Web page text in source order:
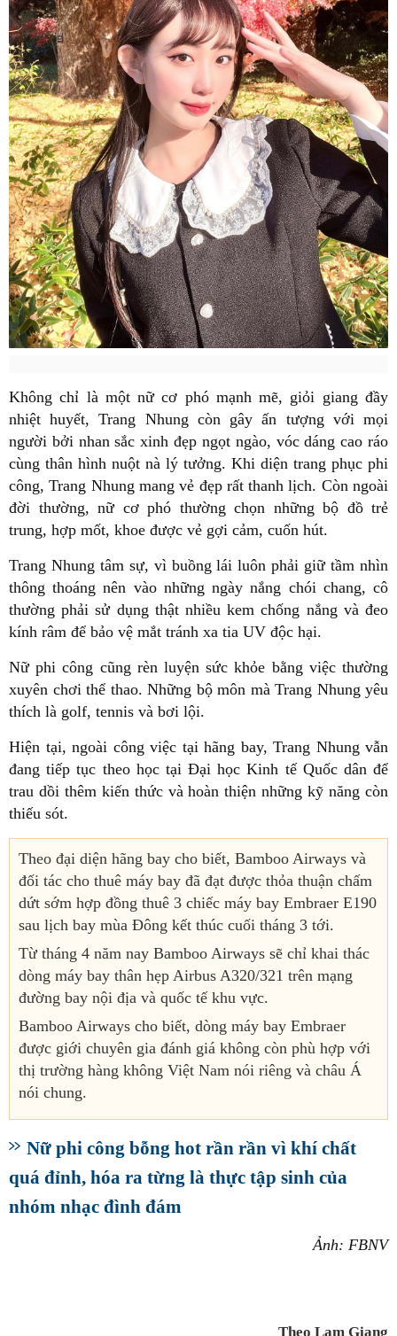
Không chỉ là một nữ cơ phó mạnh mẽ, giỏi giang đầy
nhiệt huyết, Trang Nhung còn gây ấn tượng với mọi
người bởi nhan sắc xinh đẹp ngọt ngào, vóc dáng cao ráo
cùng thân hình nuột nà lý tưởng. Khi diện trang phục phi
công, Trang Nhung mang vẻ đẹp rất thanh lịch. Còn ngoài
đời thường, nữ cơ phó thường chọn những bộ đồ trẻ
trung, hợp mốt, khoe được vẻ gợi cảm, cuốn hút.
Trang Nhung tâm sự, vì buồng lái luôn phải giữ tầm nhìn
thông thoáng nên vào những ngày nắng chói chang, cô
thường phải sử dụng thật nhiều kem chống nắng và đeo
kính râm để bảo vệ mắt tránh xa tia UV độc hại.
Nữ phi công cũng rèn luyện sức khỏe bằng việc thường
xuyên chơi thể thao. Những bộ môn mà Trang Nhung yêu
thích là golf, tennis và bơi lội.
Hiện tại, ngoài công việc tại hãng bay, Trang Nhung vẫn
đang tiếp tục theo học tại Đại học Kinh tế Quốc dân để
trau dồi thêm kiến thức và hoàn thiện những kỹ năng còn
thiếu sót.
Theo đại diện hãng bay cho biết, Bamboo Airways và
đối tác cho thuê máy bay đã đạt được thỏa thuận chấm
dứt sớm hợp đồng thuê 3 chiếc máy bay Embraer E190
sau lịch bay mùa Đông kết thúc cuối tháng 3 tới.
Từ tháng 4 năm nay Bamboo Airways sẽ chỉ khai thác
dòng máy bay thân hẹp Airbus A320/321 trên mạng
đường bay nội địa và quốc tế khu vực.
Bamboo Airways cho biết, dòng máy bay Embraer
được giới chuyên gia đánh giá không còn phù hợp với
thị trường hàng không Việt Nam nói riêng và châu Á
nói chung.
Nữ phi công bỗng hot rần rần vì khí chất
quá đỉnh, hóa ra từng là thực tập sinh của
nhóm nhạc đình đám
Ảnh: FBNV
Theo Lam Giang